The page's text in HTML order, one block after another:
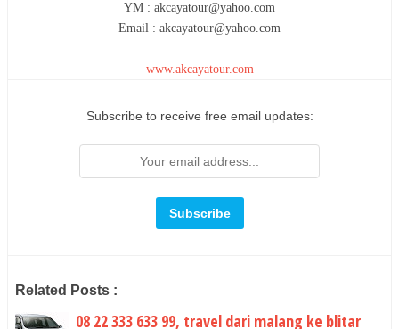
YM : akcayatour@yahoo.com
Email : akcayatour@yahoo.com
www.akcayatour.com
Subscribe to receive free email updates:
Related Posts :
08 22 333 633 99, travel dari malang ke blitar